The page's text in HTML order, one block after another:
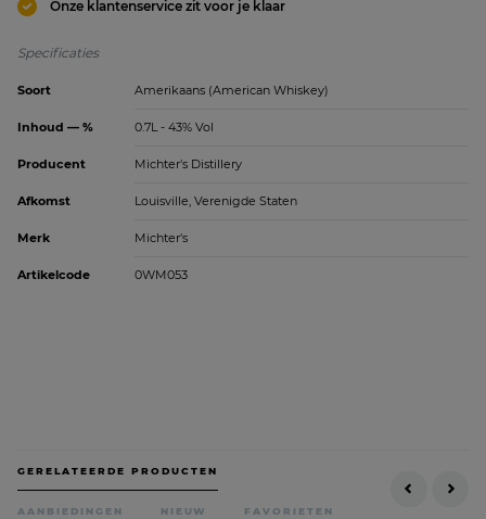
Onze klantenservice zit voor je klaar
Specificaties
Soort Amerikaans (American Whiskey)
Inhoud — % 0.7L - 43% Vol
Producent Michter's Distillery
Afkomst Louisville, Verenigde Staten
Merk Michter's
Artikelcode 0WM053
GERELATEERDE PRODUCTEN
AANBIEDINGEN NIEUW FAVORIETEN